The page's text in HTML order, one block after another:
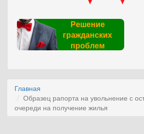
Решение
гражданских
проблем
Главная
Образец рапорта на увольнение с
очереди на получение жилья